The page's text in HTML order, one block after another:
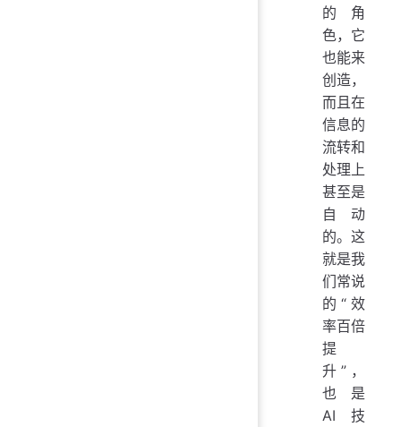
的角
色，它
也能来
创造，
而且在
信息的
流转和
处理上
甚至是
自动
的。这
就是我
们常说
的“效
率百倍
提
升”，
也是
AI 技